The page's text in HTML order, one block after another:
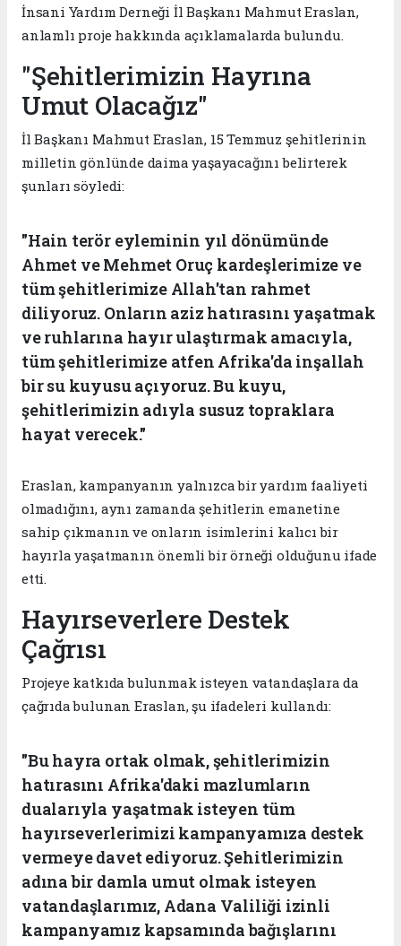
İnsani Yardım Derneği İl Başkanı Mahmut Eraslan,
anlamlı proje hakkında açıklamalarda bulundu.
"Şehitlerimizin Hayrına
Umut Olacağız"
İl Başkanı Mahmut Eraslan, 15 Temmuz şehitlerinin
milletin gönlünde daima yaşayacağını belirterek
şunları söyledi:
"Hain terör eyleminin yıl dönümünde
Ahmet ve Mehmet Oruç kardeşlerimize ve
tüm şehitlerimize Allah'tan rahmet
diliyoruz. Onların aziz hatırasını yaşatmak
ve ruhlarına hayır ulaştırmak amacıyla,
tüm şehitlerimize atfen Afrika'da inşallah
bir su kuyusu açıyoruz. Bu kuyu,
şehitlerimizin adıyla susuz topraklara
hayat verecek."
Eraslan, kampanyanın yalnızca bir yardım faaliyeti
olmadığını, aynı zamanda şehitlerin emanetine
sahip çıkmanın ve onların isimlerini kalıcı bir
hayırla yaşatmanın önemli bir örneği olduğunu ifade
etti.
Hayırseverlere Destek
Çağrısı
Projeye katkıda bulunmak isteyen vatandaşlara da
çağrıda bulunan Eraslan, şu ifadeleri kullandı:
"Bu hayra ortak olmak, şehitlerimizin
hatırasını Afrika'daki mazlumların
dualarıyla yaşatmak isteyen tüm
hayırseverlerimizi kampanyamıza destek
vermeye davet ediyoruz. Şehitlerimizin
adına bir damla umut olmak isteyen
vatandaşlarımız, Adana Valiliği izinli
kampanyamız kapsamında bağışlarını